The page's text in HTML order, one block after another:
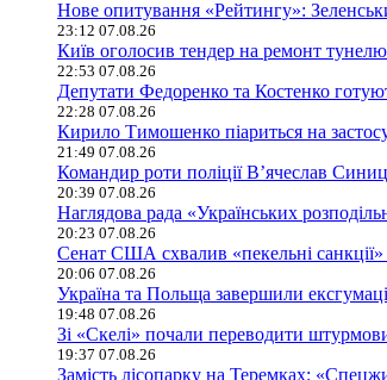
Нове опитування «Рейтингу»:
23:12 07.08.26
Київ оголосив тендер на ремонт
22:53 07.08.26
Депутати Федоренко та Костенко
22:28 07.08.26
Кирило Тимошенко піариться на
21:49 07.08.26
Командир роти поліції В’ячеслав
20:39 07.08.26
Наглядова рада «Українських
20:23 07.08.26
Сенат США схвалив «пекельні
20:06 07.08.26
Україна та Польща завершили
19:48 07.08.26
Зі «Скелі» почали переводити
19:37 07.08.26
Замість лісопарку на Теремках: